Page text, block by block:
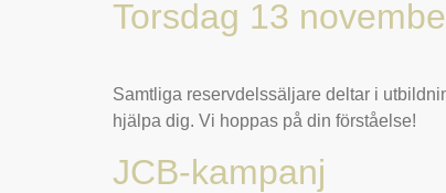
Torsdag 13
Samtliga reservdelssäljare deltar i
hjälpa dig. Vi hoppas på din förståelse!
JCB-kampanj